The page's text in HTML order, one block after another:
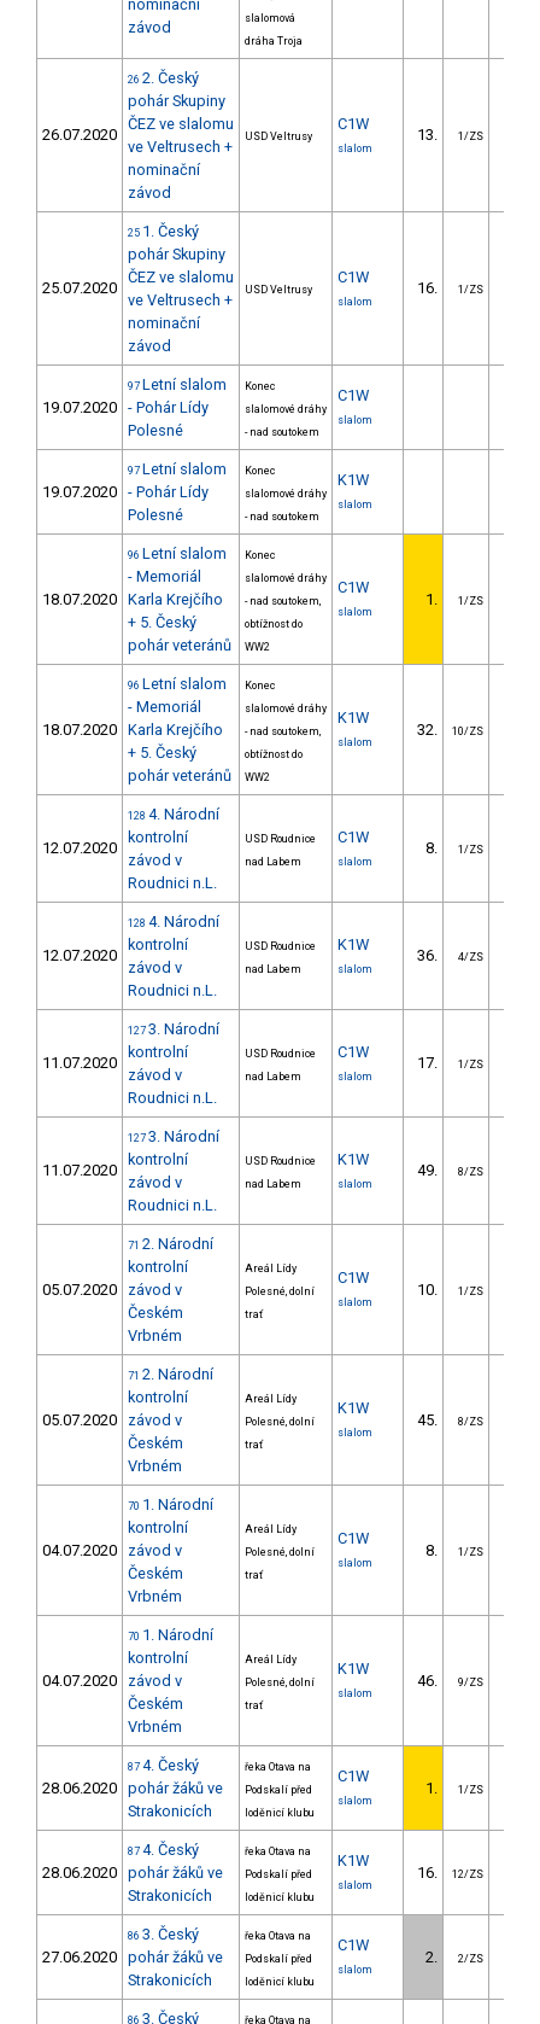
nominační
závod
slalomová
dráha Troja
26.07.2020
26 2. Český
pohár Skupiny
ČEZ ve slalomu
ve Veltrusech +
nominační
závod
USD Veltrusy
C1W
slalom
13. 1/ZS
25.07.2020
25 1. Český
pohár Skupiny
ČEZ ve slalomu
ve Veltrusech +
nominační
závod
USD Veltrusy
C1W
slalom
16. 1/ZS
19.07.2020
97 Letní slalom
- Pohár Lídy
Polesné
Konec
slalomové dráhy
- nad soutokem
C1W
slalom
19.07.2020
97 Letní slalom
- Pohár Lídy
Polesné
Konec
slalomové dráhy
- nad soutokem
K1W
slalom
18.07.2020
96 Letní slalom
- Memoriál
Karla Krejčího
+ 5. Český
pohár veteránů
Konec
slalomové dráhy
- nad soutokem,
obtížnost do
WW2
C1W
slalom
1. 1/ZS
18.07.2020
96 Letní slalom
- Memoriál
Karla Krejčího
+ 5. Český
pohár veteránů
Konec
slalomové dráhy
- nad soutokem,
obtížnost do
WW2
K1W
slalom
32. 10/ZS
12.07.2020
128 4. Národní
kontrolní
závod v
Roudnici n.L.
USD Roudnice
nad Labem
C1W
slalom
8. 1/ZS
12.07.2020
128 4. Národní
kontrolní
závod v
Roudnici n.L.
USD Roudnice
nad Labem
K1W
slalom
36. 4/ZS
11.07.2020
127 3. Národní
kontrolní
závod v
Roudnici n.L.
USD Roudnice
nad Labem
C1W
slalom
17. 1/ZS
11.07.2020
127 3. Národní
kontrolní
závod v
Roudnici n.L.
USD Roudnice
nad Labem
K1W
slalom
49. 8/ZS
05.07.2020
71 2. Národní
kontrolní
závod v
Českém
Vrbném
Areál Lídy
Polesné, dolní
trať
C1W
slalom
10. 1/ZS
05.07.2020
71 2. Národní
kontrolní
závod v
Českém
Vrbném
Areál Lídy
Polesné, dolní
trať
K1W
slalom
45. 8/ZS
04.07.2020
70 1. Národní
kontrolní
závod v
Českém
Vrbném
Areál Lídy
Polesné, dolní
trať
C1W
slalom
8. 1/ZS
04.07.2020
70 1. Národní
kontrolní
závod v
Českém
Vrbném
Areál Lídy
Polesné, dolní
trať
K1W
slalom
46. 9/ZS
28.06.2020
87 4. Český
pohár žáků ve
Strakonicích
řeka Otava na
Podskalí před
loděnicí klubu
C1W
slalom
1. 1/ZS
28.06.2020
87 4. Český
pohár žáků ve
Strakonicích
řeka Otava na
Podskalí před
loděnicí klubu
K1W
slalom
16. 12/ZS
27.06.2020
86 3. Český
pohár žáků ve
Strakonicích
řeka Otava na
Podskalí před
loděnicí klubu
C1W
slalom
2. 2/ZS
86 3. Český řeka Otava na